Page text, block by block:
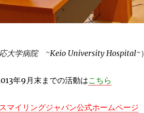
大学病院 ~Keio University Hospital~）
年9月末までの活動はこちら
スマイリングジャパン公式ホームページ